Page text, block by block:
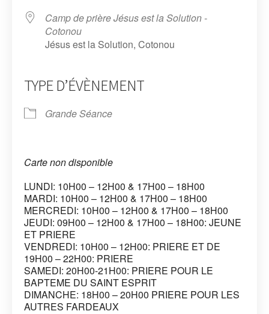
Camp de prière Jésus est la Solution -
Cotonou
Jésus est la Solution, Cotonou
TYPE D’ÉVÈNEMENT
Grande Séance
Carte non disponible
LUNDI: 10H00 – 12H00 & 17H00 – 18H00
MARDI: 10H00 – 12H00 & 17H00 – 18H00
MERCREDI: 10H00 – 12H00 & 17H00 – 18H00
JEUDI: 09H00 – 12H00 & 17H00 – 18H00: JEUNE
ET PRIERE
VENDREDI: 10H00 – 12H00: PRIERE ET DE
19H00 – 22H00: PRIERE
SAMEDI: 20H00-21H00: PRIERE POUR LE
BAPTEME DU SAINT ESPRIT
DIMANCHE: 18H00 – 20H00 PRIERE POUR LES
AUTRES FARDEAUX